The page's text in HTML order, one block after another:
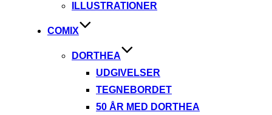
ILLUSTRATIONER
COMIX
DORTHEA
UDGIVELSER
TEGNEBORDET
50 ÅR MED DORTHEA